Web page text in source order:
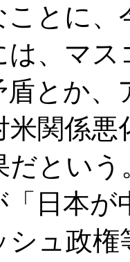
とに、
は、マ
盾とか
米関係
だとい
「日本
シュ政